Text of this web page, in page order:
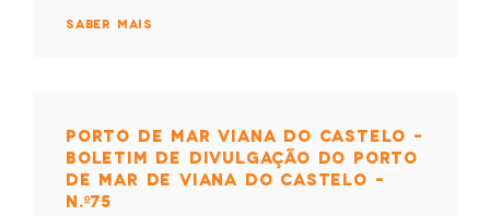
SABER MAIS
PORTO DE MAR VIANA DO CASTELO –
BOLETIM DE DIVULGAÇÃO DO PORTO
DE MAR DE VIANA DO CASTELO –
N.º75